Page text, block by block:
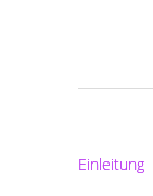
Einleitung